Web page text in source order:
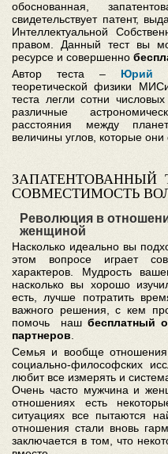
обоснованная,
свидетельствует патент,
Интеллектуальной
правом. Данный тест вы
ресурсе и совершенно
Автор теста – Юрий
теоретической физики
теста легли сотни
различные
расстояния между
величины углов, которые они
ЗАПАТЕНТОВАННЫЙ
СОВМЕСТИМОСТЬ
Революция в
женщиной
Насколько идеально вы
этом вопросе играет
характеров. Мудрость
насколько вы хорошо
есть, лучше потратить
важного решения, с кем
помочь наш бесплатный
партнеров
Семья и вообще
социально-философских
любит все измерять и
Очень часто мужчина и
отношениях есть
ситуациях все пытаются
отношения стали вновь
заключается в том, что